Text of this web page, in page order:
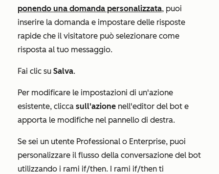
ponendo una domanda personalizzata, puoi
inserire la domanda e impostare delle risposte
rapide che il visitatore può selezionare come
risposta al tuo messaggio.
Fai clic su Salva.
Per modificare le impostazioni di un'azione
esistente, clicca sull'azione nell'editor del bot e
apporta le modifiche nel pannello di destra.
Se sei un utente Professional o Enterprise, puoi
personalizzare il flusso della conversazione del bot
utilizzando i rami if/then. I rami if/then ti